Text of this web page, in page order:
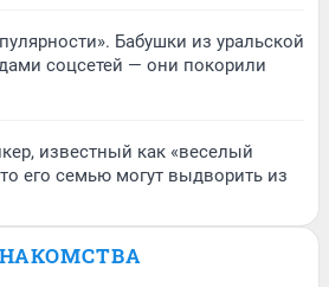
Бабушки из уральской
соцсетей — они покорили
известный как «веселый
его семью могут выдворить из